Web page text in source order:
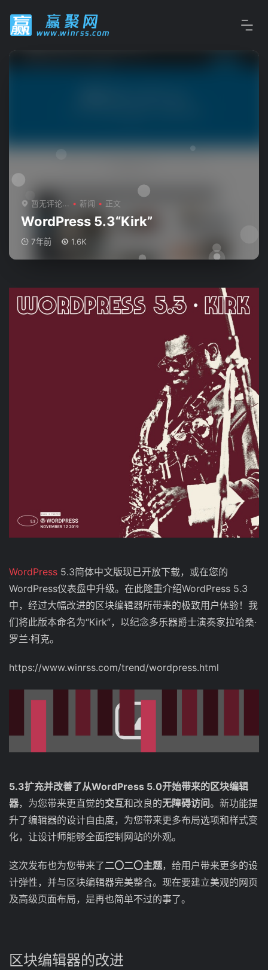
暂无评论... 新闻 正文
WordPress 5.3“Kirk”
7年前 1.6K
WordPress 5.3简体中文版现已开放下载，或在您的
WordPress仪表盘中升级。在此隆重介绍WordPress 5.3
中，经过大幅改进的区块编辑器所带来的极致用户体验！我
们将此版本命名为“Kirk”，以纪念多乐器爵士演奏家拉哈桑·
罗兰·柯克。
https://www.winrss.com/trend/wordpress.html
5.3扩充并改善了从WordPress 5.0开始带来的区块编辑
器，为您带来更直觉的交互和改良的无障碍访问。新功能提
升了编辑器的设计自由度，为您带来更多布局选项和样式变
化，让设计师能够全面控制网站的外观。
这次发布也为您带来了二〇二〇主题，给用户带来更多的设
计弹性，并与区块编辑器完美整合。现在要建立美观的网页
及高级页面布局，是再也简单不过的事了。
区块编辑器的改进